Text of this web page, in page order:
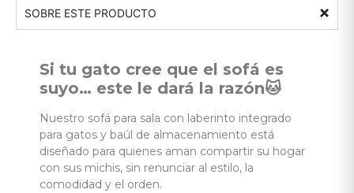
SOBRE ESTE PRODUCTO
Si tu gato cree que el sofá es
suyo… este le dará la razón🐱
Nuestro sofá para sala con laberinto integrado
para gatos y baúl de almacenamiento está
diseñado para quienes aman compartir su hogar
con sus michis, sin renunciar al estilo, la
comodidad y el orden.